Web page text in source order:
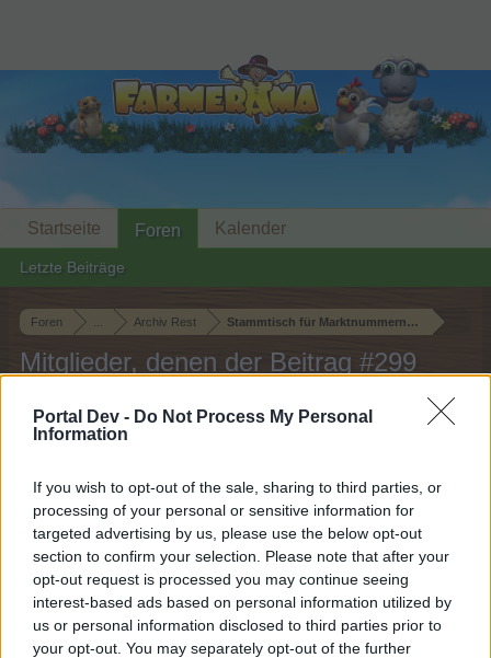
Portal Dev - Do Not Process My Personal
Information
If you wish to opt-out of the sale, sharing to third parties, or
processing of your personal or sensitive information for
targeted advertising by us, please use the below opt-out
section to confirm your selection. Please note that after your
opt-out request is processed you may continue seeing
interest-based ads based on personal information utilized by
us or personal information disclosed to third parties prior to
your opt-out. You may separately opt-out of the further
Foren Archiv Rest Stammtisch für Marktnummernsucher XXI
Mitglieder, denen der Beitrag #299
wenn Du in diesem Forum aktiv an den
Gesprächen teilnehmen oder eigene Themen
starten möchtest, musst Du Dich bitte zunächst
im Spiel einloggen. Falls Du noch keinen
Spielaccount besitzt, bitte registriere Dich neu.
Wir freuen uns auf Deinen nächsten Besuch in
unserem Forum!„Zum Spiel“
Startseite Foren
Letzte Beiträge
Kalender